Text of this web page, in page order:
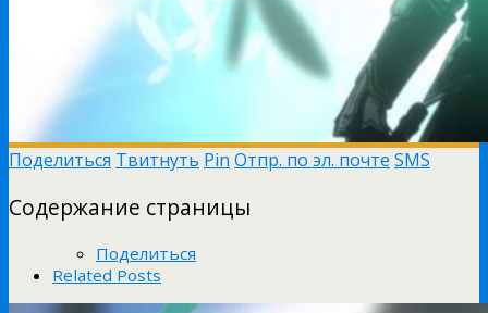
Поделиться Твитнуть Pin Отпр. по эл. почте SMS
Содержание страницы
Поделиться
Related Posts